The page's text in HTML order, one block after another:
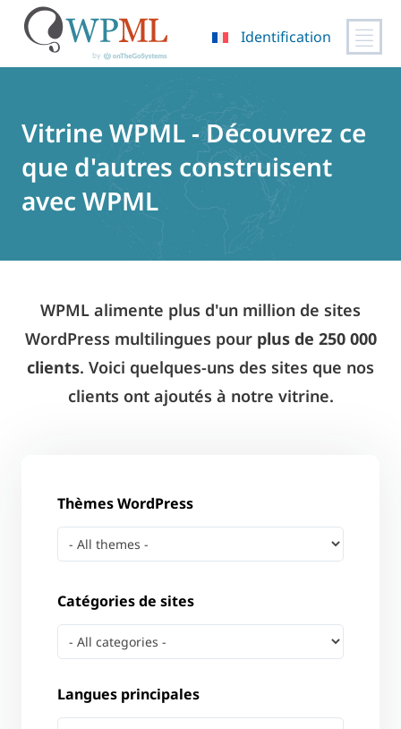
Identification
Vitrine WPML - Découvrez ce
que d'autres construisent
avec WPML
WPML alimente plus d'un million de sites
WordPress multilingues pour plus de 250 000
clients. Voici quelques-uns des sites que nos
clients ont ajoutés à notre vitrine.
Thèmes WordPress
Catégories de sites
Langues principales